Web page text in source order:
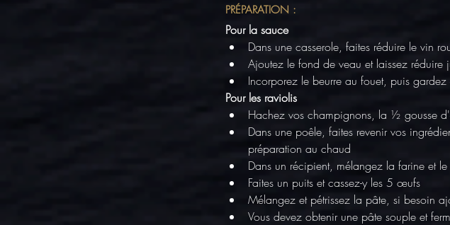
PRÉPARATION :
Pour la sauce
Dans une casserole, faites réduire le vin
Ajoutez le fond de veau et laissez réduire
Incorporez le beurre au fouet, puis
Pour les raviolis
Hachez vos champignons, la ½ gousse
Dans une poêle, faites revenir vos
préparation au chaud
Dans un récipient, mélangez la farine et le
Faites un puits et cassez-y les 5 œufs
Mélangez et pétrissez la pâte, si besoin
Vous devez obtenir une pâte souple et